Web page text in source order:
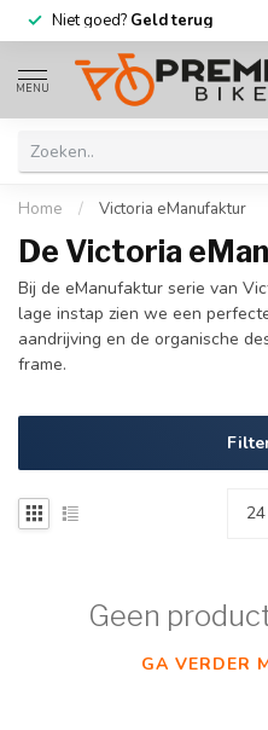
Niet goed? Geld terug
MENU
Home / Victoria eManufaktur
De Victoria
Bij de eManufaktur serie van
lage instap zien we een
aandrijving en de organische
frame.
Geen
GA VERDER